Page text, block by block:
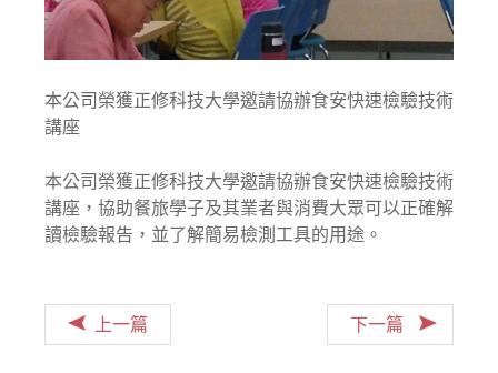
本公司榮獲正修科技大學邀請協辦食安快速檢驗技術
講座
本公司榮獲正修科技大學邀請協辦食安快速檢驗技術
講座，協助餐旅學子及其業者與消費大眾可以正確解
讀檢驗報告，並了解簡易檢測工具的用途。
上一篇 下一篇